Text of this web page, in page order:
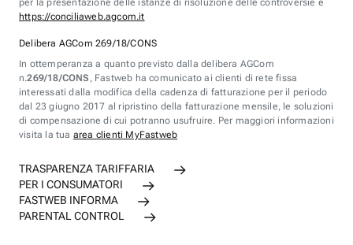
per la presentazione delle istanze di risoluzione delle controversie è
https://conciliaweb.agcom.it
Delibera AGCom 269/18/CONS
In ottemperanza a quanto previsto dalla delibera AGCom
n.269/18/CONS , Fastweb ha comunicato ai clienti di rete fissa
interessati dalla modifica della cadenza di fatturazione per il periodo
dal 23 giugno 2017 al ripristino della fatturazione mensile, le soluzioni
di compensazione di cui potranno usufruire. Per maggiori informazioni
visita la tua area clienti MyFastweb
TRASPARENZA TARIFFARIA
PER I CONSUMATORI
FASTWEB INFORMA
PARENTAL CONTROL